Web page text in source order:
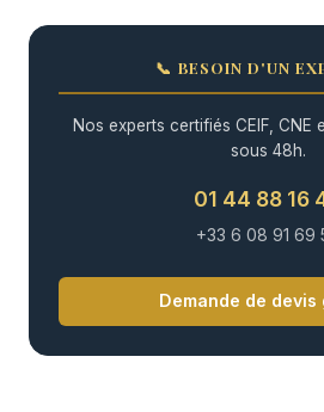
📞 BESOIN D'UN
Nos experts certifiés CEIF, CNE
sous 48h.
01 44 88 16
+33 6 08 91 69
Demande de devis